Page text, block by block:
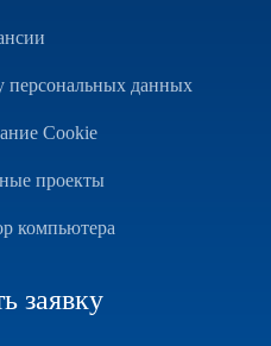
персональных данных
Cookie
проекты
компьютера
заявку